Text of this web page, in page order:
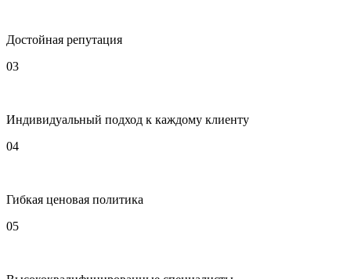
Достойная репутация
03
Индивидуальный подход к каждому клиенту
04
Гибкая ценовая политика
05